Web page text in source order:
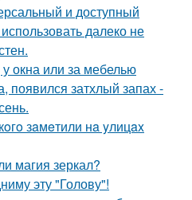
и доступный
далеко не
окна или за мебелью
появился затхлый запах -
зaмeтили нa yлицax
магия зеркал?
эту "Голову"!